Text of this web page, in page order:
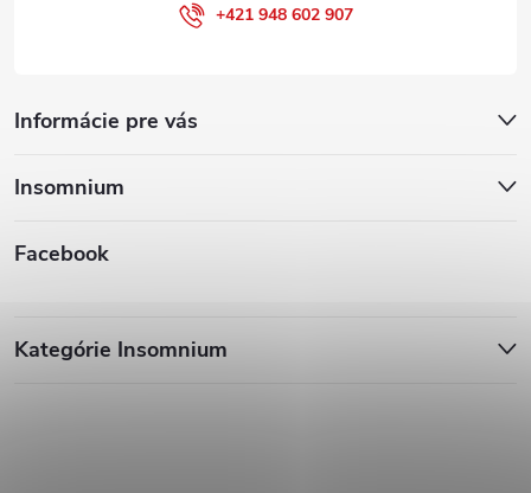
Informácie pre vás
Insomnium
Facebook
+421 948 602 907
Kategórie Insomnium